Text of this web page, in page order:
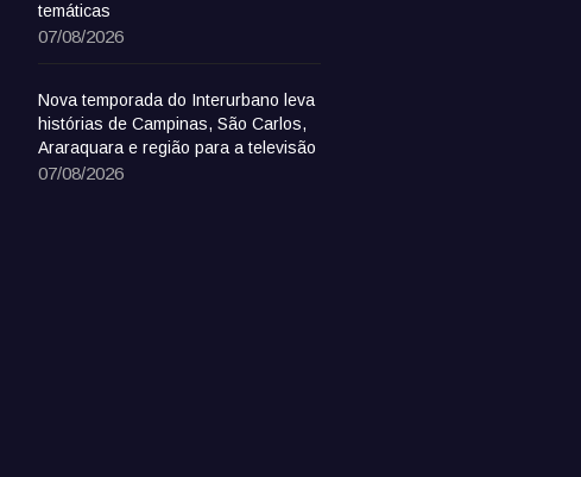
temáticas
07/08/2026
Nova temporada do Interurbano leva
histórias de Campinas, São Carlos,
Araraquara e região para a televisão
07/08/2026